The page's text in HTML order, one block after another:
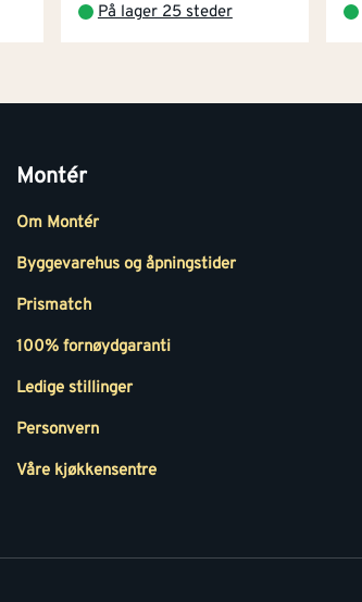
På lager 25 steder
Montér
Om Montér
Byggevarehus og åpningstider
Prismatch
100% fornøydgaranti
Ledige stillinger
Personvern
Våre kjøkkensentre